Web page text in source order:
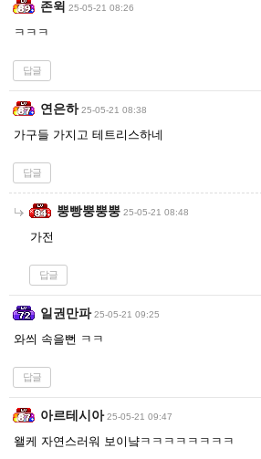
존윅 25-05-21 08:26
ㅋㅋㅋ
답글
연은하 25-05-21 08:38
가구들 가지고 테트리스하네
답글
뿡빵뿡뿡뿡 25-05-21 08:48
가전
답글
일권만파 25-05-21 09:25
와씌 속을뻔 ㅋㅋ
답글
아르테시아 25-05-21 09:47
왤케 자연스러워 보이냨ㅋㅋㅋㅋㅋㅋㅋㅋ